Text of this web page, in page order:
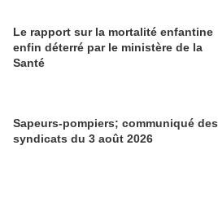
Le rapport sur la mortalité enfantine
enfin déterré par le ministère de la
Santé
Sapeurs-pompiers; communiqué des
syndicats du 3 août 2026